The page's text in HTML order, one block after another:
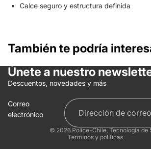
Calce seguro y estructura definida
También te podría
Únete a nuestro
Descuentos, novedades y más
Correo
electrónico
© 2026 Police-Chile, Tecnología de
Términos y políticas
Política de reembolso
Términos del servicio
Información de contacto